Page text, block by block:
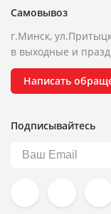
Самовывоз
г.Минск,
в выходные и
Написать
Подписывайтесь